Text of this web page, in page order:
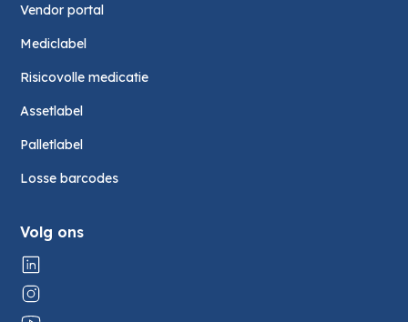
Vendor portal
Mediclabel
Risicovolle medicatie
Assetlabel
Palletlabel
Losse barcodes
Volg ons